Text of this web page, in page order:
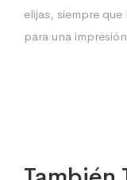
elijas, siempre
para una